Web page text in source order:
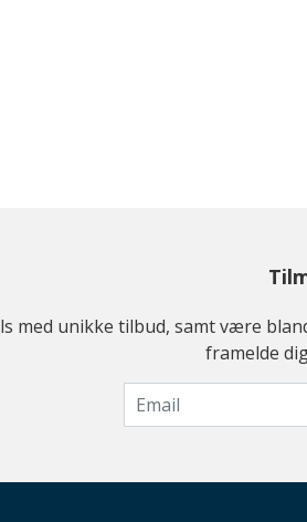
med unikke tilbud, samt være
framelde